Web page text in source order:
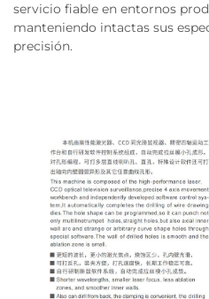
servicio fiable en entornos
manteniendo intactas sus
precisión.